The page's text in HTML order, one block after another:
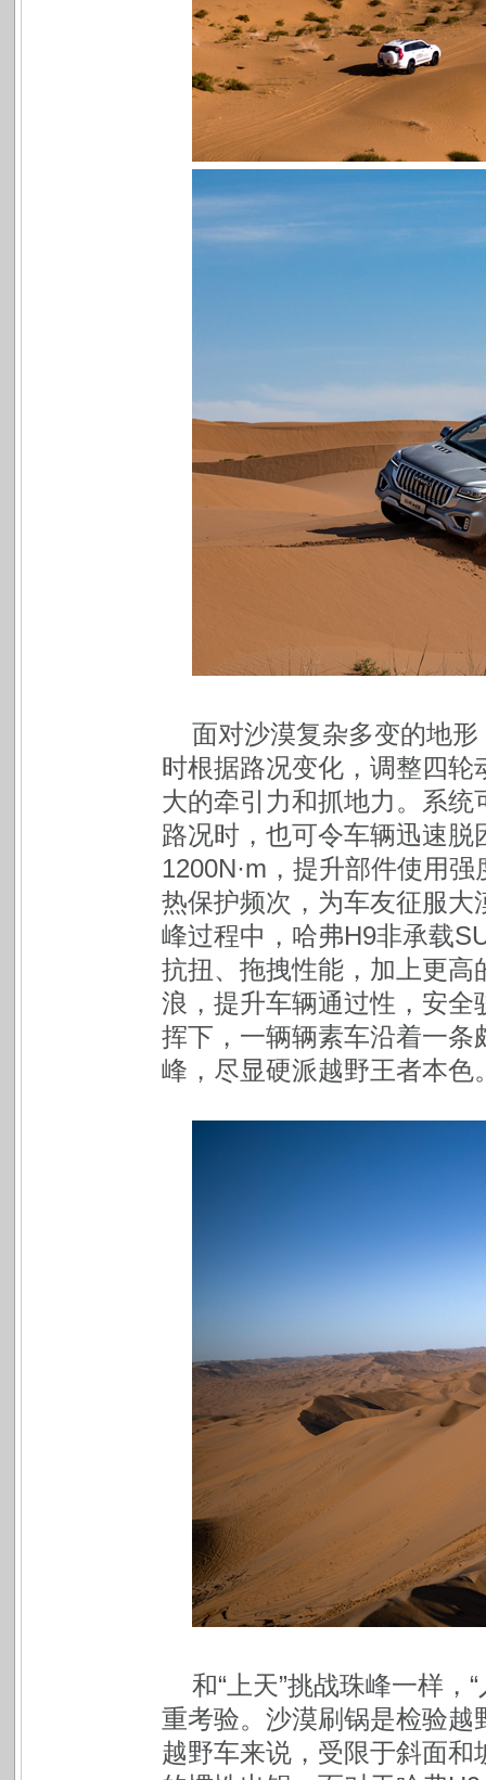
面对沙漠复杂多变的地
时根据路况变化，调整四
大的牵引力和抓地力。系
路况时，也可令车辆迅速脱
1200N·m，提升部件使用
热保护频次，为车友征服
峰过程中，哈弗H9非承载
抗扭、拖拽性能，加上更
浪，提升车辆通过性，安
挥下，一辆辆素车沿着一
峰，尽显硬派越野王者本色
和“上天”挑战珠峰一样，
重考验。沙漠刷锅是检验
越野车来说，受限于斜面